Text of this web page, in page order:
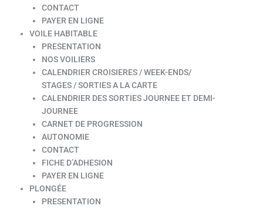
CONTACT
PAYER EN LIGNE
VOILE HABITABLE
PRESENTATION
NOS VOILIERS
CALENDRIER CROISIERES / WEEK-ENDS/
STAGES / SORTIES A LA CARTE
CALENDRIER DES SORTIES JOURNEE ET DEMI-
JOURNEE
CARNET DE PROGRESSION
AUTONOMIE
CONTACT
FICHE D’ADHESION
PAYER EN LIGNE
PLONGÉE
PRESENTATION